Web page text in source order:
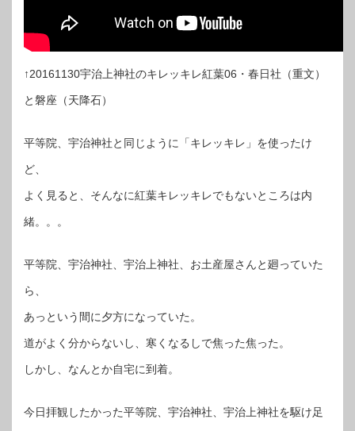
↑20161130宇治上神社のキレッキレ紅葉06・春日社（重文）
と磐座（天降石）
平等院、宇治神社と同じように「キレッキレ」を使ったけ
ど、
よく見ると、そんなに紅葉キレッキレでもないところは内
緒。。。
平等院、宇治神社、宇治上神社、お土産屋さんと廻っていた
ら、
あっという間に夕方になっていた。
道がよく分からないし、寒くなるしで焦った焦った。
しかし、なんとか自宅に到着。
今日拝観したかった平等院、宇治神社、宇治上神社を駆け足